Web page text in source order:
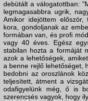
debütált a válogatottban:
legmagasabbra ugrik,
Amikor idejöttem
kora, gondoljanak az
formában van, és profi
vagy 40 éves. Egész
stabilan hozta a formáját
azok a lehetőségek,
a benne rejlő lehetőséget,
bedobni az oroszlánok
teljesített, átment a
odafigyelünk még, ő is
szerencsés vagyok, hogy